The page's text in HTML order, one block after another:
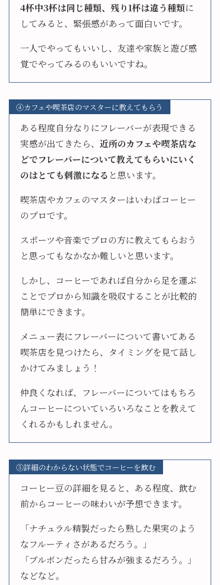
4杯中3杯は同じ種類、残り1杯は違う種類に
してみると、緊張感があって面白いです。
一人でやってもいいし、友達や家族と遊び感
覚でやってみるのもいいですね。
④カフェや喫茶店のマスターに教えてもらう
ある程度自分なりにフレーバーが表現できる
実感が出てきたら、近所のカフェや喫茶店な
どでフレーバーについて教えてもらいにいく
のはとても刺激になる と思います。
喫茶店やカフェのマスターはいわばコーヒー
のプロです。
スポーツや音楽でプロの方に教えてもらおう
と思ってもなかなか難しいと思います。
しかし、コーヒーであれば自分から足を運ぶ
ことでプロから知識を吸収することが比較的
簡単にできます。
メニュー表にフレーバーについて書いてある
喫茶店を見つけたら、タイミングを見て話し
かけてみましょう！
仲良くなれば、フレーバーについてはもちろ
んコーヒーについていろいろなことを教えて
くれるかもしれません。
⑤詳細のわからない状態でコーヒーを飲む
コーヒー豆の詳細を見ると、ある程度、飲む
前からコーヒーの味わいが予想できます。
「ナチュラル精製だったら熟した果実のよう
なフルーティさがあるだろう。」
「ブルボンだったら甘みが強まるだろう。」
などなど。